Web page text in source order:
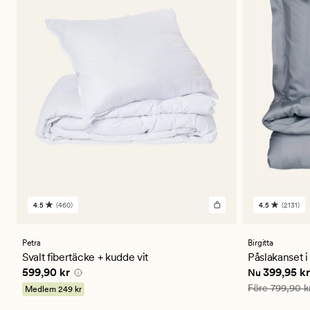
460
ett
genomsnittligt
betyg
på
4.5
4.5 (460)
Petra
Svalt fibertäcke + kudde vit
Pris 599,90 kr
599,90 kr
Medlem 249 kr
2131
ett
betyg
på
4.5
4.5 (2131)
Birgitta
Påslakanset
Nuvarande
Nu 399,95 kr
Ordinarie pris
Före799,90